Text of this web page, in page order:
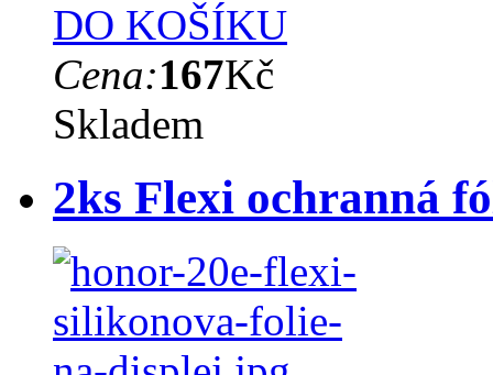
DO KOŠÍKU
Cena:167Kč
Skladem
2ks Flexi ochranná